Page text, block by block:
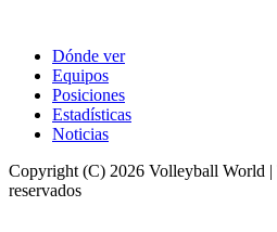
Dónde ver
Equipos
Posiciones
Estadísticas
Noticias
Copyright (C) 2026 Volleyball World |
reservados